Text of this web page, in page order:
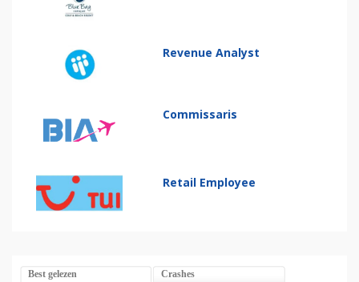
Revenue Analyst
Commissaris
Retail Employee
Best gelezen Crashes